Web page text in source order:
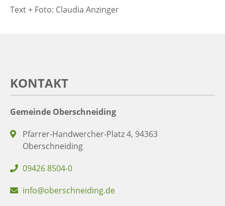
Text + Foto: Claudia Anzinger
KONTAKT
Gemeinde Oberschneiding
Pfarrer-Handwercher-Platz 4, 94363
Oberschneiding
09426 8504-0
info@oberschneiding.de